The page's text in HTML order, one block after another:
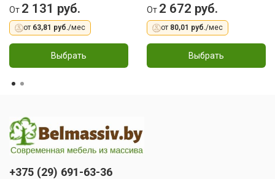
От 2 131 руб.
от 63,81 руб./мес
Выбрать
От 2 672 руб.
от 80,01 руб./мес
Выбрать
+375 (29) 691-63-36